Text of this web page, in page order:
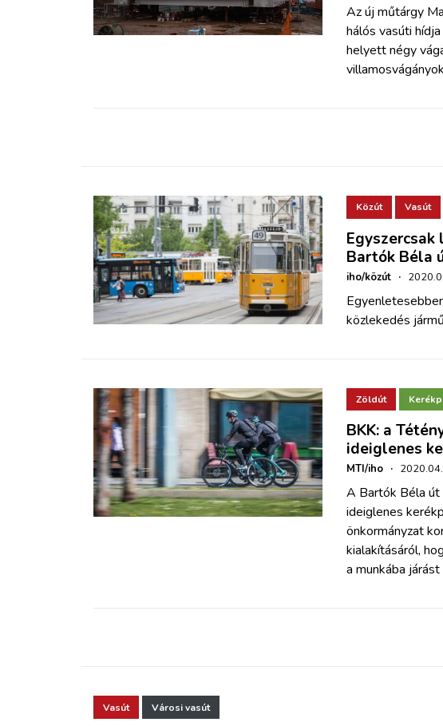
WEBSHOP
BELÉPÉS
REGISZTRÁCIÓ
Az új műtárgy
hálós vasúti
helyett négy
Közút Vasút
Bartók Béla
iho/közút ·
közlekedés
Zöldút
BKK: a
ideiglenes
MTI/iho ·
A Bartók Béla út
ideiglenes
önkormányzat
kialakításáról,
a munkába
Vasút Városi vasút